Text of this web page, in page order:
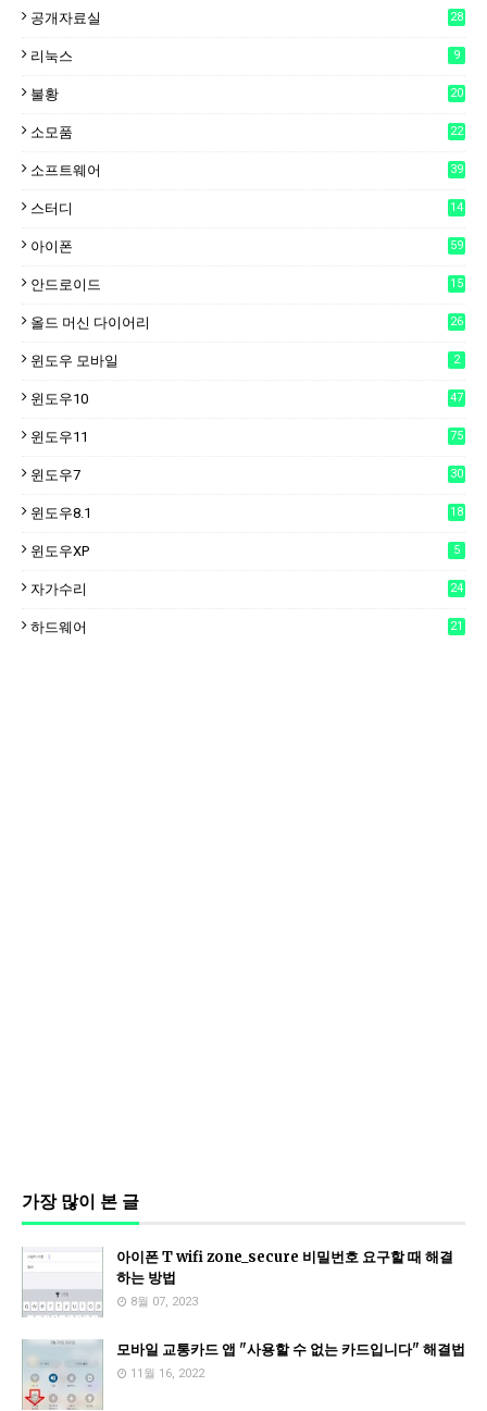
공개자료실 28
리눅스 9
불황 20
소모품 22
소프트웨어 39
스터디 14
아이폰 59
안드로이드
15
올드 머신 다이어리 26
윈도우 모바일 2
윈도우10 47
윈도우11 75
윈도우7 30
윈도우8.1 18
윈도우XP 5
자가수리 24
하드웨어 21
가장 많이 본 글
아이폰 T wifi zone_secure 비밀번호 요구할 때 해결
하는 방법
8월 07, 2023
모바일 교통카드 앱 "사용할 수 없는 카드입니다" 해결법
11월 16, 2022